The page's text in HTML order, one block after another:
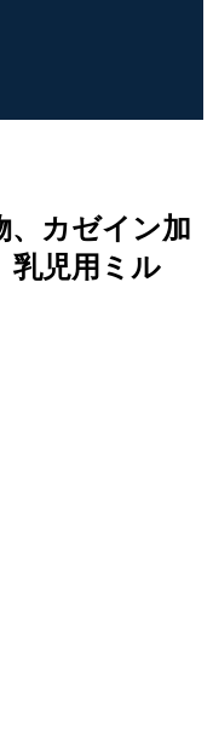
、カゼイン加
乳児用ミル